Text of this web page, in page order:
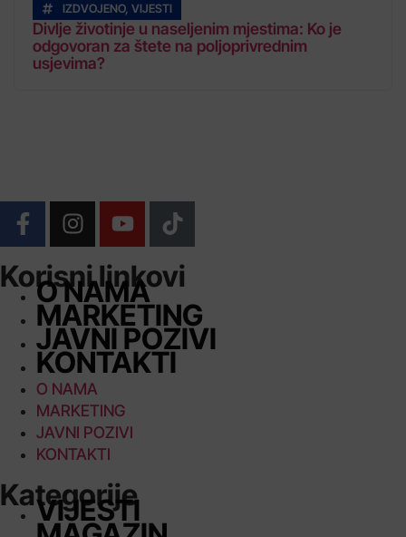
IZDVOJENO, VIJESTI
Divlje životinje u naseljenim mjestima: Ko je
odgovoran za štete na poljoprivrednim
usjevima?
Korisni linkovi
O NAMA
MARKETING
JAVNI POZIVI
KONTAKTI
O NAMA
MARKETING
JAVNI POZIVI
KONTAKTI
Kategorije
VIJESTI